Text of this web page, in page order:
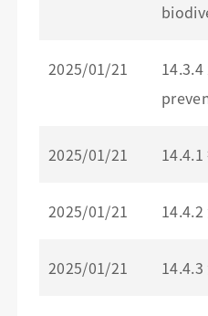
2025/01/21
2025/01/21
2025/01/21
2025/01/21